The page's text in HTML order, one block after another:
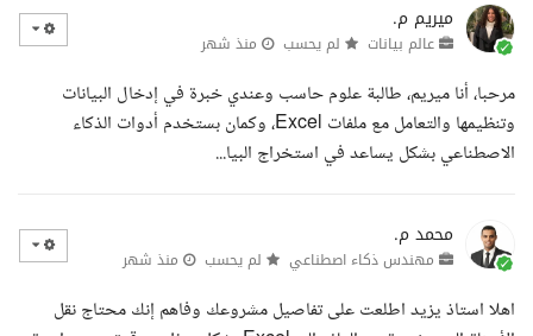
ميريم م.
عالم بيانات لم يحسب منذ شهر
مرحبا، أنا ميريم، طالبة علوم حاسب وعندي خبرة في إدخال البيانات
وتنظيمها والتعامل مع ملفات Excel، وكمان بستخدم أدوات الذكاء
الاصطناعي بشكل يساعد في استخراج البيا...
محمد م.
مهندس ذكاء اصطناعي لم يحسب منذ شهر
اهلا استاذ يزيد اطلعت على تفاصيل مشروعك وفاهم إنك محتاج نقل